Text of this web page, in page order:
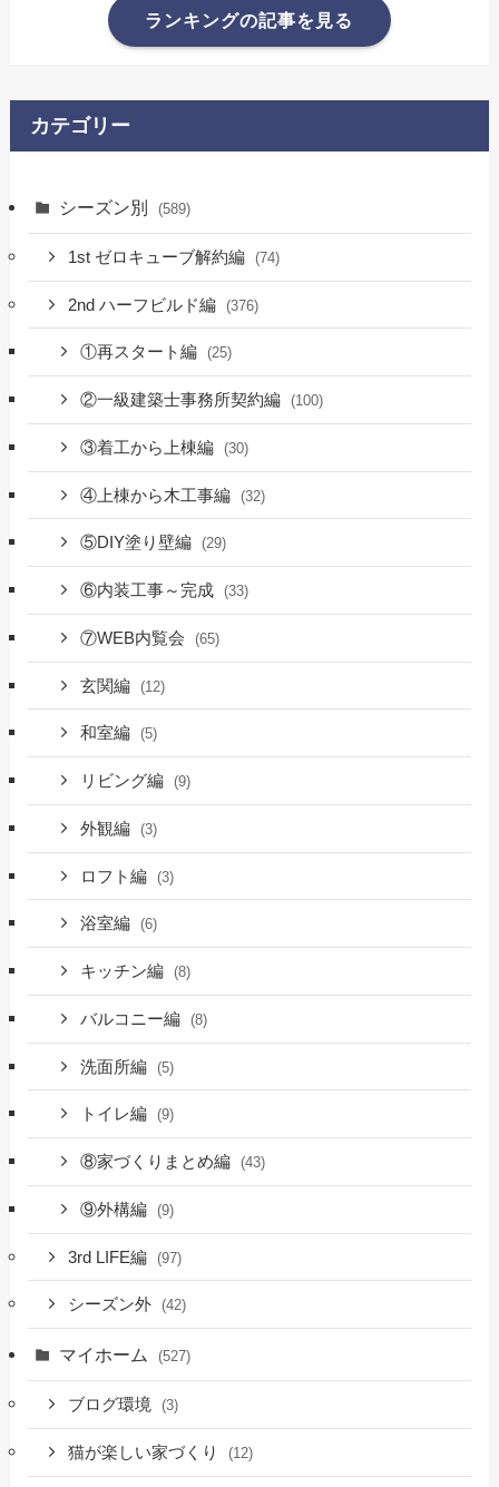
ランキングの記事を見る
カテゴリー
シーズン別 (589)
1st ゼロキューブ解約編 (74)
2nd ハーフビルド編 (376)
①再スタート編 (25)
②一級建築士事務所契約編 (100)
③着工から上棟編 (30)
④上棟から木工事編 (32)
⑤DIY塗り壁編 (29)
⑥内装工事～完成 (33)
⑦WEB内覧会 (65)
玄関編 (12)
和室編 (5)
リビング編 (9)
外観編 (3)
ロフト編 (3)
浴室編 (6)
キッチン編 (8)
バルコニー編 (8)
洗面所編 (5)
トイレ編 (9)
⑧家づくりまとめ編 (43)
⑨外構編 (9)
3rd LIFE編 (97)
シーズン外 (42)
マイホーム (527)
ブログ環境 (3)
猫が楽しい家づくり (12)